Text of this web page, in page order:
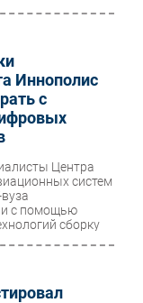
Иннополис
с
Центра
систем
с помощью
сборку